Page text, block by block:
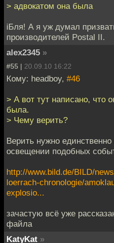
> адвокатом она была
iБля! А я уж думал
производителей Postal II.
alex2345 »
#55 | 20.09.10 16:22
Кому: headboy, #46
> А вот тут написано, что
была.
> Чему верить?
Верить нужно
освещении подобных
http://www.bild.de/BILD/
loerrach-chronologie/
explosio...
зачастую всё уже
файла
KatyKat »